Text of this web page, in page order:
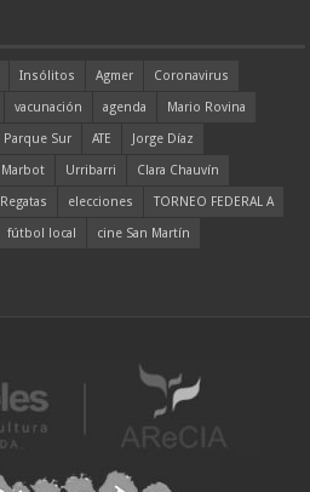
Insólitos Agmer
Coronavirus
vacunación agenda
Mario Rovina
Parque Sur ATE
Jorge Díaz
Marbot Urribarri
Clara Chauvín
Regatas elecciones
TORNEO FEDERAL A
fútbol local cine San Martín